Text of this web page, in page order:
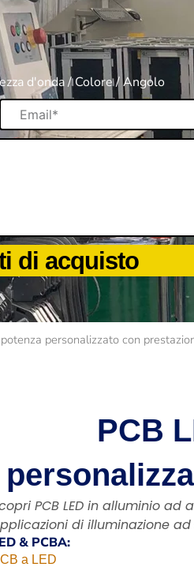
d'onda / Colore / Angolo
di acquisto
personalizzato con
PCB
PCB LED in alluminio
di illuminazione
& PCBA:
a LED